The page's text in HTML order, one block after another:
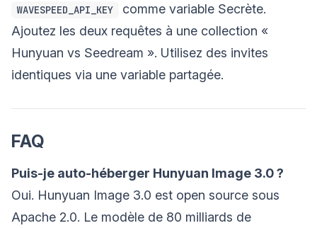
WAVESPEED_API_KEY
comme variable Secrète.
Ajoutez les deux requêtes à une collection «
Hunyuan vs Seedream ». Utilisez des invites
identiques via une variable partagée.
FAQ
Puis-je auto-héberger Hunyuan Image 3.0 ?
Oui. Hunyuan Image 3.0 est open source sous
Apache 2.0. Le modèle de 80 milliards de